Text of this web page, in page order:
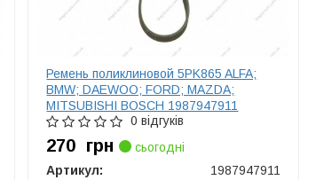
Ремень поликлиновой 5PK865 ALFA;
BMW; DAEWOO; FORD; MAZDA;
MITSUBISHI BOSCH 1987947911
0 відгуків
270 грн
сьогодні
Артикул:
1987947911